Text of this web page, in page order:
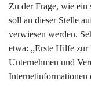
Zu der Frage, wie ein
soll an dieser Stelle
verwiesen werden.
etwa: „Erste Hilfe
Unternehmen und
Internetinformationen